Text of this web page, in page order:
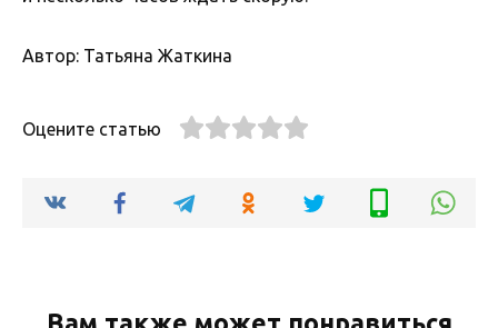
Автор: Татьяна Жаткина
Оцените статью